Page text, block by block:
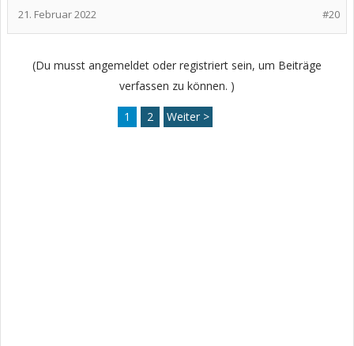
#20
21. Februar 2022
(Du musst angemeldet oder registriert sein, um Beiträge
verfassen zu können. )
1 2 Weiter >